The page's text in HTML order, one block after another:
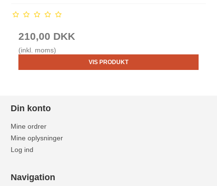
210,00 DKK
(inkl. moms)
VIS PRODUKT
Din konto
Mine ordrer
Mine oplysninger
Log ind
Navigation